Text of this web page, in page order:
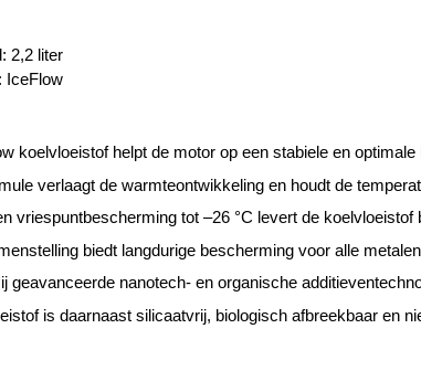
2,2 liter
IceFlow
koelvloeistof helpt de motor op een stabiele en
verlaagt de warmteontwikkeling en houdt de
vriespuntbescherming tot –26 °C levert de
biedt langdurige bescherming voor alle
geavanceerde nanotech- en organische
is daarnaast silicaatvrij, biologisch afbreekbaar en